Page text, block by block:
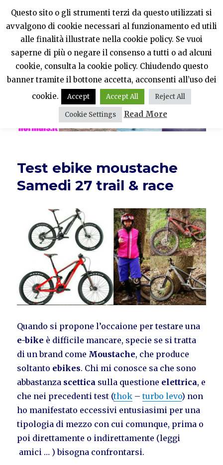
PercheNONEssereNormali?
MENU
Test ebike moustache
Samedi 27 trail & race
Quando si propone l’occaione per testare una
e-bike è difficile mancare, specie se si tratta
di un brand come Moustache, che produce
soltanto ebikes. Chi mi conosce sa che sono
abbastanza scettica sulla questione elettrica, e
che nei precedenti test (thok –turbo levo) non
ho manifestato eccessivi entusiasimi per una
tipologia di mezzo con cui comunque, prima o
poi direttamente o indirettamente (leggi
amici … ) bisogna confrontarsi.
Questo sito o gli strumenti terzi da questo utilizzati si
avvalgono di cookie necessari al funzionamento ed utili
alle finalità illustrate nella cookie policy. Se vuoi
saperne di più o negare il consenso a tutti o ad alcuni
cookie, consulta la cookie policy. Chiudendo questo
banner tramite il bottone accetta, acconsenti all’uso dei
cookie.
Accept Accept All Reject All
Cookie Settings Read More